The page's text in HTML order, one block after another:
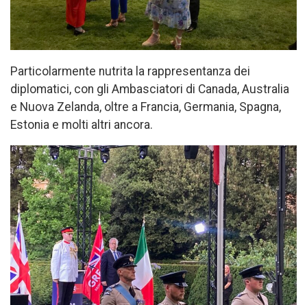
Particolarmente nutrita la rappresentanza dei
diplomatici, con gli Ambasciatori di Canada, Australia
e Nuova Zelanda, oltre a Francia, Germania, Spagna,
Estonia e molti altri ancora.